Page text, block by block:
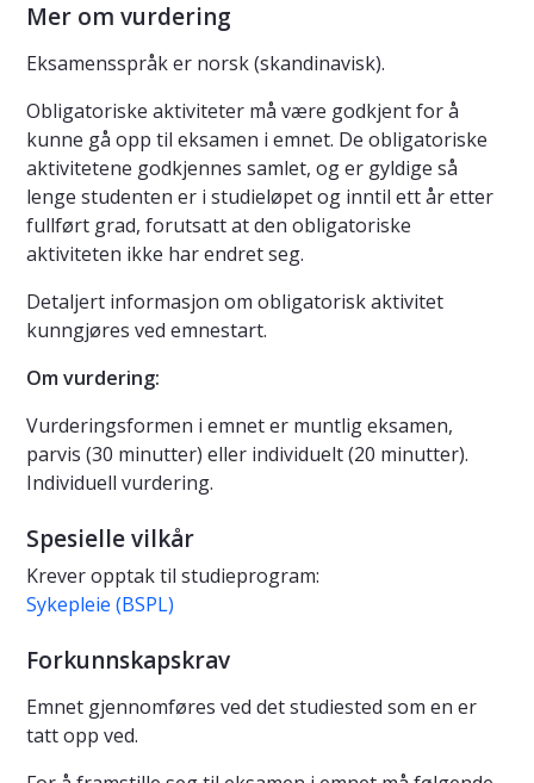
Mer om vurdering
Eksamensspråk er norsk (skandinavisk).
Obligatoriske aktiviteter må være godkjent for å
kunne gå opp til eksamen i emnet. De obligatoriske
aktivitetene godkjennes samlet, og er gyldige så
lenge studenten er i studieløpet og inntil ett år etter
fullført grad, forutsatt at den obligatoriske
aktiviteten ikke har endret seg.
Detaljert informasjon om obligatorisk aktivitet
kunngjøres ved emnestart.
Om vurdering:
Vurderingsformen i emnet er muntlig eksamen,
parvis (30 minutter) eller individuelt (20 minutter).
Individuell vurdering.
Spesielle vilkår
Krever opptak til studieprogram:
Sykepleie (BSPL)
Forkunnskapskrav
Emnet gjennomføres ved det studiested som en er
tatt opp ved.